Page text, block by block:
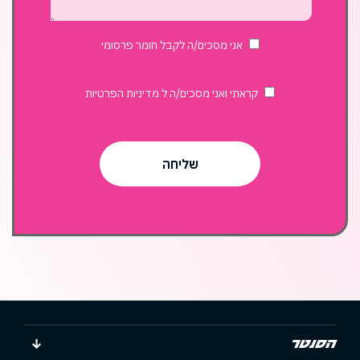
אני מסכים/ה לקבל חומר פרסומי
קראתי ואני מסכים/ה ל מדיניות הפרטיות
הסנטר